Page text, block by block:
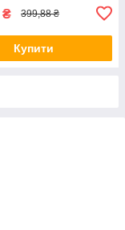
₴ 399,88 ₴
Купити